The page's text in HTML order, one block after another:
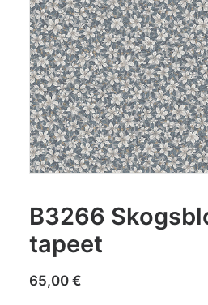
B3266
tapeet
65,00 €